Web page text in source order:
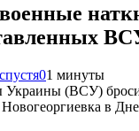
01 минуты
(ВСУ)
в